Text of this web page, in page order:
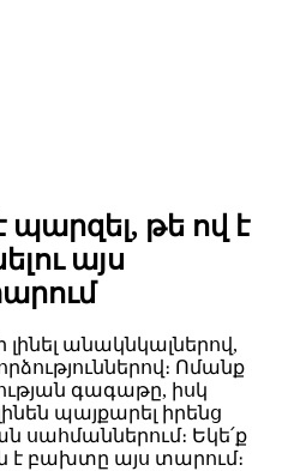
թե ով է
այս
անակնկալներով,
Ոմանք
գագաթը, իսկ
պայքարել իրենց
սահմաններում։ Եկե՛ք
է բախտը այս տարում։